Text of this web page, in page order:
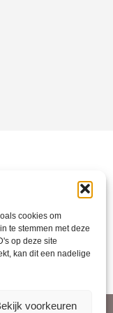
cookies om
te stemmen met deze
op deze site
kan dit een nadelige
voorkeuren